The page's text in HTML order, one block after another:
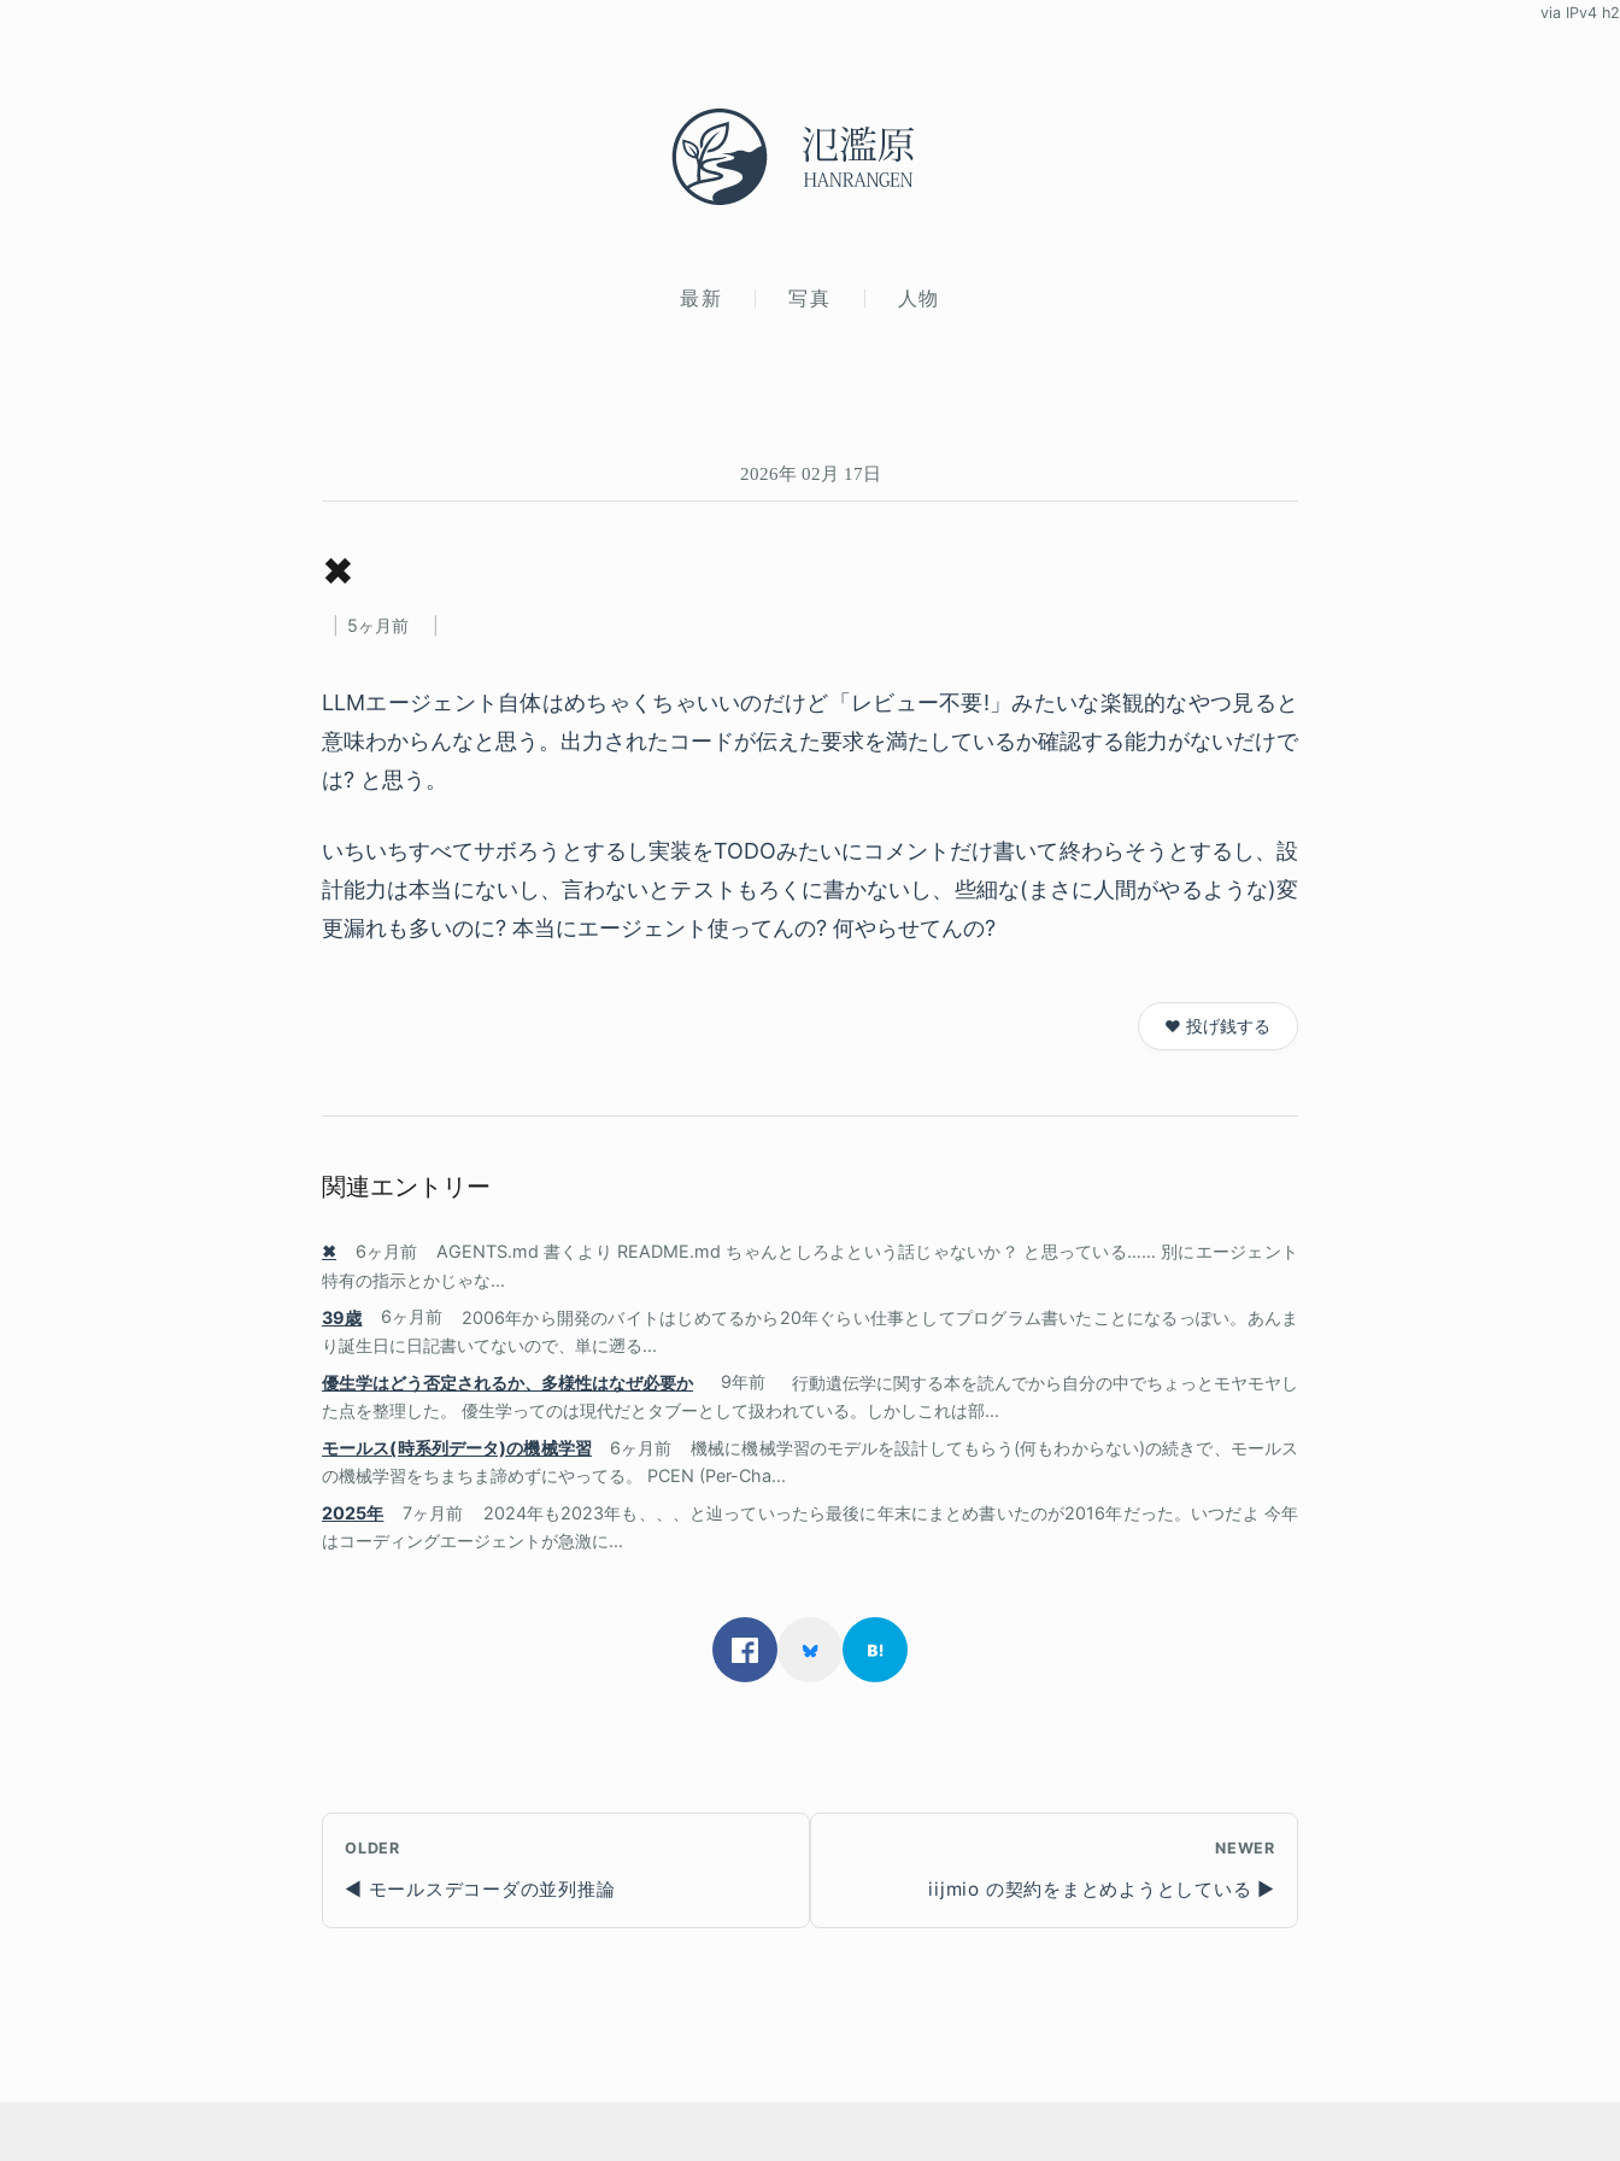
最新 写真 人物
via IPv4 h2
2026年 02月 17日
✖
5ヶ月前
LLMエージェント自体はめちゃくちゃいいのだけど「レビュー不要!」みたいな楽観的なやつ見ると
意味わからんなと思う。出力されたコードが伝えた要求を満たしているか確認する能力がないだけで
は? と思う。
いちいちすべてサボろうとするし実装をTODOみたいにコメントだけ書いて終わらそうとするし、設
計能力は本当にないし、言わないとテストもろくに書かないし、些細な(まさに人間がやるような)変
更漏れも多いのに? 本当にエージェント使ってんの? 何やらせてんの?
❤️ 投げ銭する
関連エントリー
✖ 6ヶ月前
AGENTS.md 書くより README.md ちゃんとしろよという話じゃないか？ と思っている…… 別にエージェント
特有の指示とかじゃな...
39歳
6ヶ月前
2006年から開発のバイトはじめてるから20年ぐらい仕事としてプログラム書いたことになるっぽい。あんま
り誕生日に日記書いてないので、単に遡る...
優生学はどう否定されるか、多様性はなぜ必要か
9年前
行動遺伝学に関する本を読んでから自分の中でちょっとモヤモヤし
た点を整理した。 優生学ってのは現代だとタブーとして扱われている。しかしこれは部...
モールス(時系列データ)の機械学習
6ヶ月前
機械に機械学習のモデルを設計してもらう(何もわからない)の続きで、モールス
の機械学習をちまちま諦めずにやってる。 PCEN (Per-Cha...
2025年
7ヶ月前
2024年も2023年も、、、と辿っていったら最後に年末にまとめ書いたのが2016年だった。いつだよ 今年
はコーディングエージェントが急激に...
OLDER
モールスデコーダの並列推論
NEWER
iijmio の契約をまとめようとしている